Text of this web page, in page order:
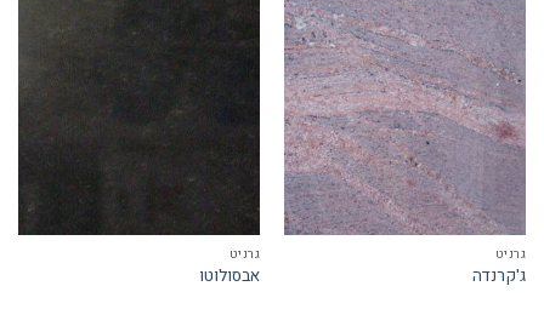
גרניט
ג'קרנדה
גרניט
אבסולוטו